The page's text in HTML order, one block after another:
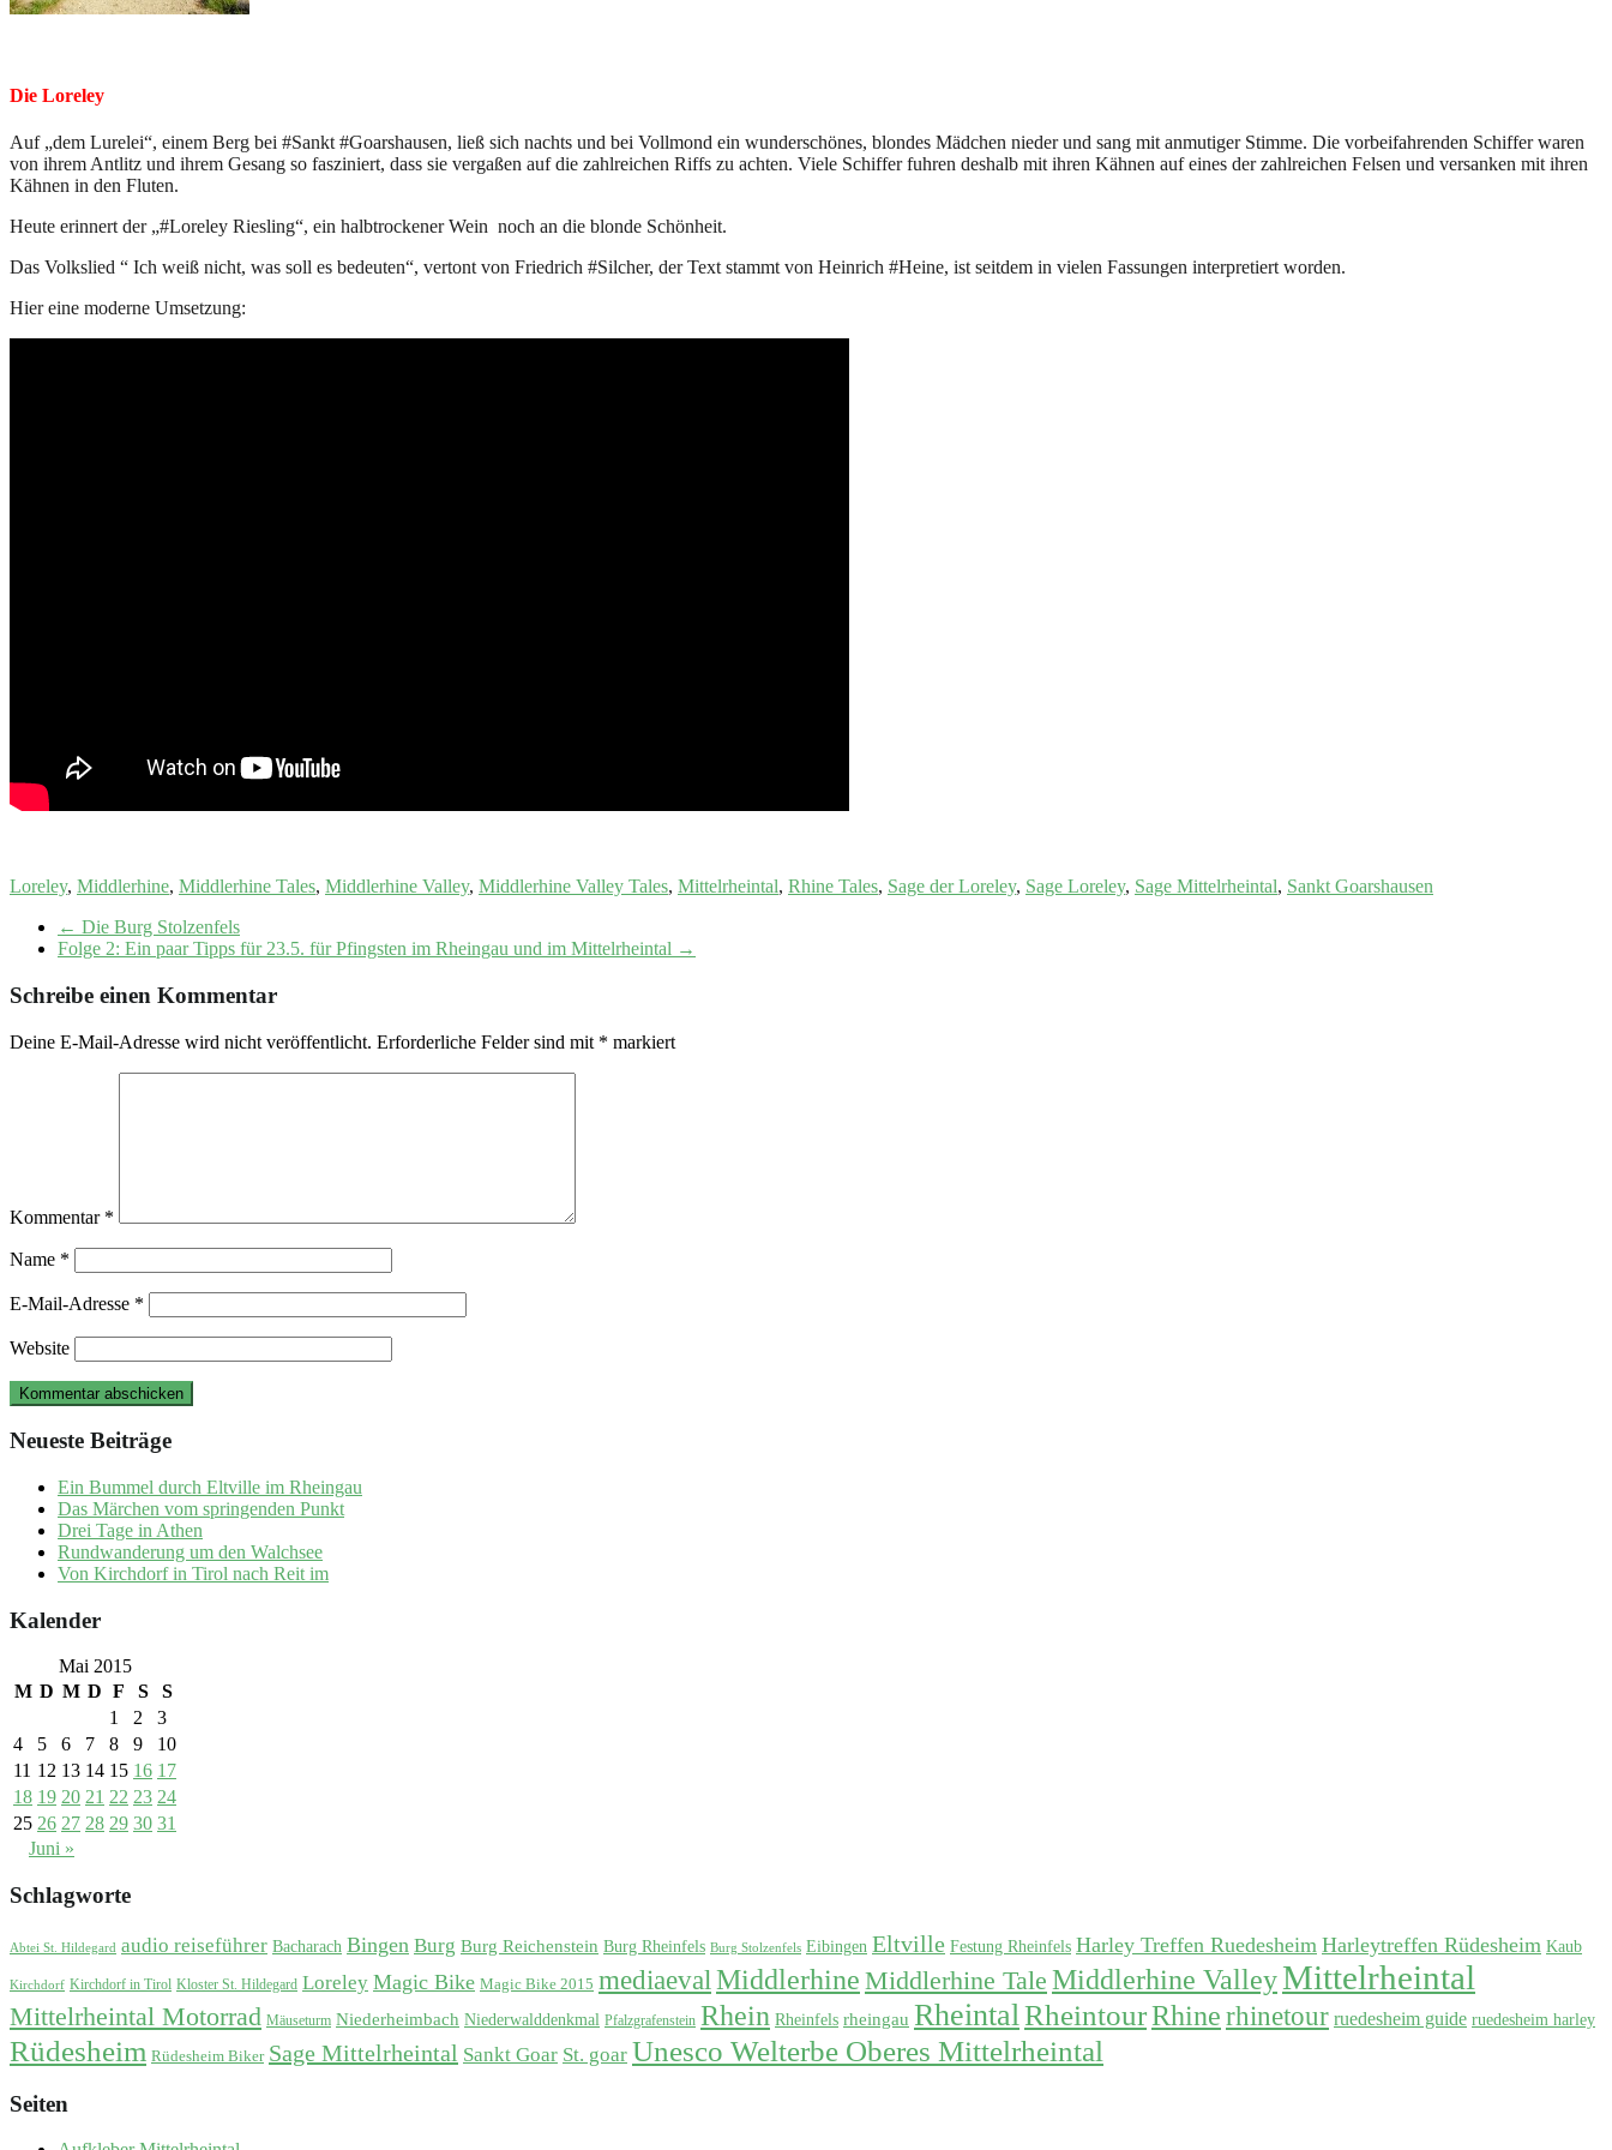
Die Loreley
Auf „dem Lurelei“, einem Berg bei #Sankt #Goarshausen, ließ sich nachts und bei Vollmond ein wunderschönes, blondes Mädchen nieder und sang mit anmutiger Stimme. Die vorbeifahrenden Schiffer waren
von ihrem Antlitz und ihrem Gesang so fasziniert, dass sie vergaßen auf die zahlreichen Riffs zu achten. Viele Schiffer fuhren deshalb mit ihren Kähnen auf eines der zahlreichen Felsen und versanken mit ihren
Kähnen in den Fluten.
Heute erinnert der „#Loreley Riesling“, ein halbtrockener Wein noch an die blonde Schönheit.
Das Volkslied “ Ich weiß nicht, was soll es bedeuten“, vertont von Friedrich #Silcher, der Text stammt von Heinrich #Heine, ist seitdem in vielen Fassungen interpretiert worden.
Hier eine moderne Umsetzung:
Loreley, Middlerhine, Middlerhine Tales, Middlerhine Valley, Middlerhine Valley Tales, Mittelrheintal, Rhine Tales, Sage der Loreley, Sage Loreley, Sage Mittelrheintal, Sankt Goarshausen
← Die Burg Stolzenfels
Folge 2: Ein paar Tipps für 23.5. für Pfingsten im Rheingau und im Mittelrheintal →
Schreibe einen Kommentar
Deine E-Mail-Adresse wird nicht veröffentlicht. Erforderliche Felder sind mit * markiert
Kommentar *
Name *
E-Mail-Adresse *
Website
Neueste Beiträge
Ein Bummel durch Eltville im Rheingau
Das Märchen vom springenden Punkt
Drei Tage in Athen
Rundwanderung um den Walchsee
Von Kirchdorf in Tirol nach Reit im
Kalender
Mai 2015
M D M D F S
S
1
2
3
4
5 6 7 8 9
10
11 12 13 14 15 16 17
18 19 20 21 22 23 24
25 26 27 28 29 30 31
Juni »
Schlagworte
Abtei St. Hildegard audio reiseführer Bacharach Bingen Burg Burg Reichenstein Burg Rheinfels Burg Stolzenfels Eibingen Eltville Festung Rheinfels Harley Treffen Ruedesheim Harleytreffen Rüdesheim Kaub
Kirchdorf Kirchdorf in Tirol Kloster St. Hildegard Loreley Magic Bike Magic Bike 2015 mediaeval Middlerhine Middlerhine Tale Middlerhine ValleyMittelrheintal
Mittelrheintal Motorrad Mäuseturm Niederheimbach Niederwalddenkmal Pfalzgrafenstein Rhein Rheinfels rheingau RheintalRheintourRhinerhinetour ruedesheim guide ruedesheim harley
Rüdesheim Rüdesheim Biker Sage Mittelrheintal Sankt Goar St. goar Unesco Welterbe Oberes Mittelrheintal
Seiten